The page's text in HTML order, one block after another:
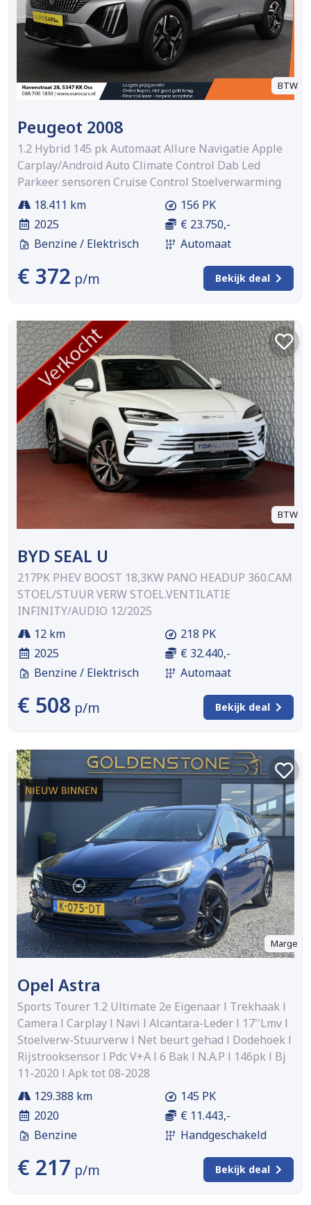
BTW
Peugeot 2008
1.2 Hybrid 145 pk Automaat Allure Navigatie Apple
Carplay/Android Auto Climate Control Dab Led
Parkeer sensoren Cruise Control Stoelverwarming
18.411 km
2025
Benzine / Elektrisch
156 PK
€ 23.750,-
Automaat
€ 372 p/m Bekijk deal
BTW
BYD SEAL U
217PK PHEV BOOST 18,3KW PANO HEADUP 360.CAM
STOEL/STUUR VERW STOEL.VENTILATIE
INFINITY/AUDIO 12/2025
12 km
2025
Benzine / Elektrisch
218 PK
€ 32.440,-
Automaat
€ 508 p/m Bekijk deal
Marge
Opel Astra
Sports Tourer 1.2 Ultimate 2e Eigenaar l Trekhaak l
Camera l Carplay l Navi l Alcantara-Leder l 17''Lmv l
Stoelverw-Stuurverw l Net beurt gehad l Dodehoek l
Rijstrooksensor l Pdc V+A l 6 Bak l N.A.P l 146pk l Bj
11-2020 l Apk tot 08-2028
129.388 km
2020
Benzine
145 PK
€ 11.443,-
Handgeschakeld
€ 217 p/m Bekijk deal